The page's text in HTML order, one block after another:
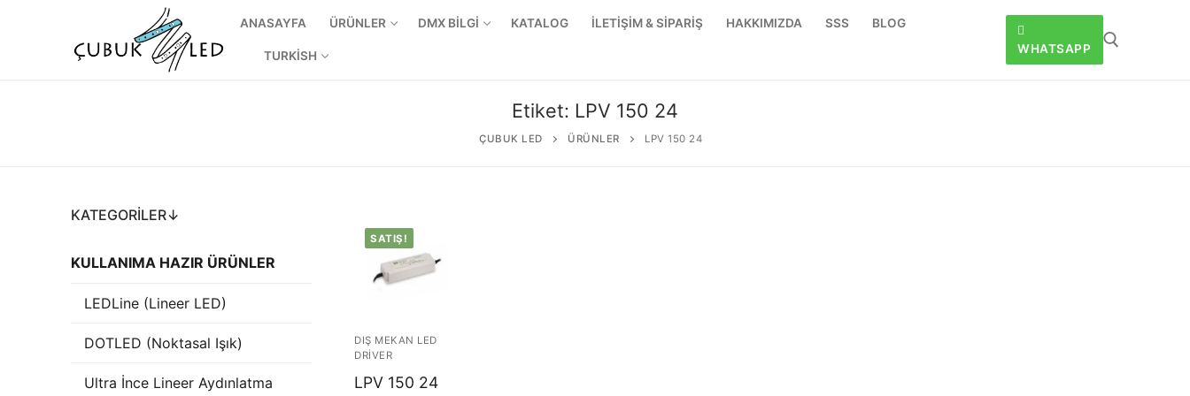
ANASAYFA ÜRÜNLER DMX BİLGİ KATALOG İLETİŞİM & SİPARİŞ HAKKIMIZDA SSS BLOG
TURKISH WHATSAPP
Etiket: LPV 150 24
ÇUBUK LED ÜRÜNLER LPV 150 24
SATIŞ!
DIŞ MEKAN LED
DRIVER
LPV 150 24
KATEGORILER↓
KULLANIMA HAZIR ÜRÜNLER
LEDLine (Lineer LED)
DOTLED (Noktasal Işık)
Ultra İnce Lineer Aydınlatma